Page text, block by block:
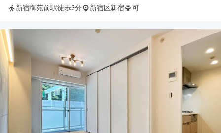
新宿御苑前駅徒歩3分
新宿区新宿 可